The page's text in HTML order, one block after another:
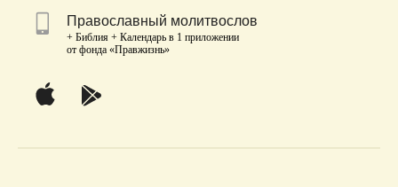
Православный молитвослов
+ Библия + Календарь в 1 приложении
от фонда «Правжизнь»